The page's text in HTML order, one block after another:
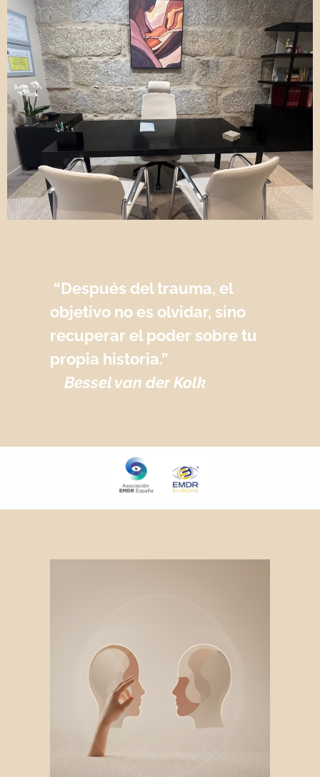
“Después del trauma, el
objetivo no es olvidar, sino
recuperar el poder sobre tu
propia historia.”
Bessel van der Kolk